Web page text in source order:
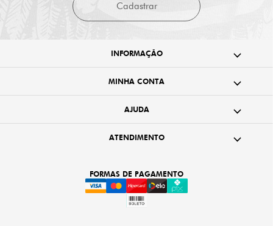
Cadastrar
INFORMAÇÃO
MINHA CONTA
AJUDA
ATENDIMENTO
FORMAS DE PAGAMENTO